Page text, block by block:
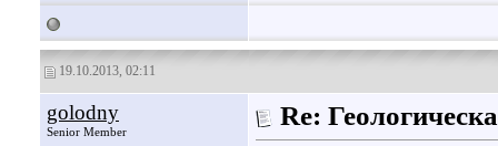
19.10.2013, 02:11
golodny
Senior Member
Re: